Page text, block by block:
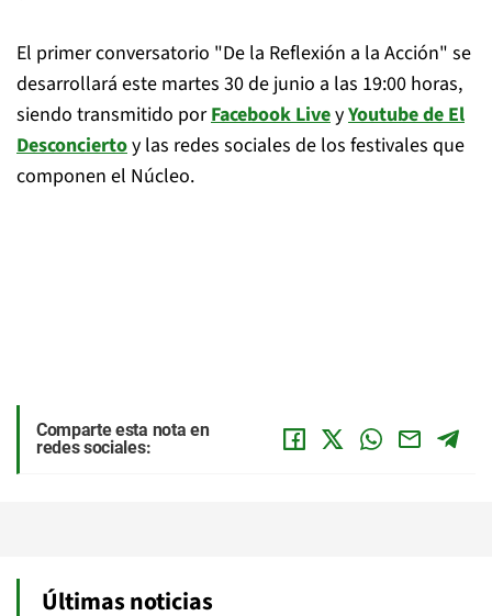
El primer conversatorio "De la Reflexión a la Acción" se
desarrollará este martes 30 de junio a las 19:00 horas,
siendo transmitido porFacebook LiveyYoutube de El
Desconciertoy las redes sociales de los festivales que
componen el Núcleo.
Comparte esta nota en
redes sociales:
Últimas noticias